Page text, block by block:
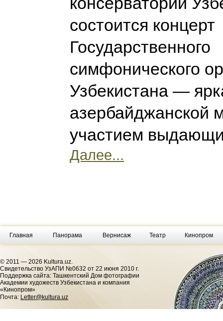
состоится концерт
Государственного
симфонического
Узбекистана —
азербайджанской
участием
Далее...
Главная Панорама Вернисаж Театр Кинопром
© 2011 — 2026 Kultura.uz.
Cвидетельство УзАПИ №0632 от 22 июня 2010 г.
Поддержка сайта: Ташкентский Дом фотографии
Академии художеств Узбекистана и компания
«Кинопром»
Почта: Letter@kultura.uz